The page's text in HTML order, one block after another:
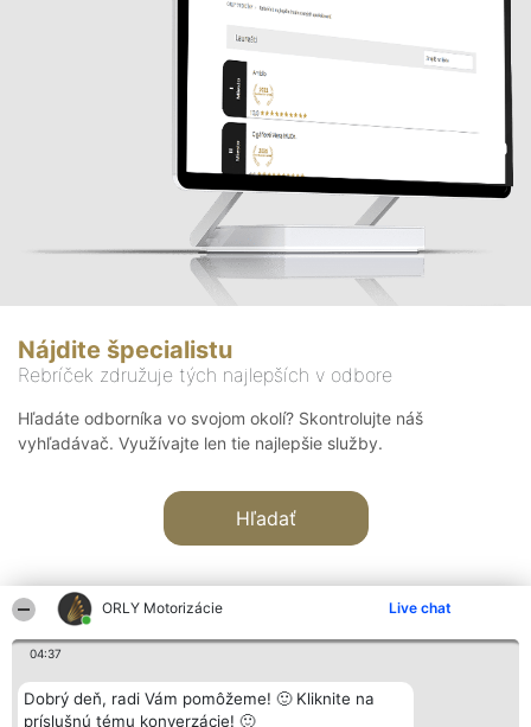
ORLY Motorizácie Live chat
04:37
Dobrý deň, radi Vám pomôžeme! 🙂 Kliknite na
príslušnú tému konverzácie! 🙂
Nájdite špecialistu
Rebríček združuje tých najlepších v odbore
Hľadáte odborníka vo svojom okolí? Skontrolujte náš
vyhľadávač. Využívajte len tie najlepšie služby.
Hľadať
Organizátor hodnotenia
Bright Side Solutions sp. z o.
Hodnotenie
Laureáti
Kontakt
Kontakt